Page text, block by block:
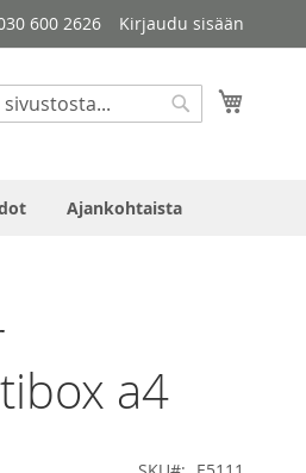
600 2626 Kirjaudu sisään
Haku
Ajankohtaista
a4